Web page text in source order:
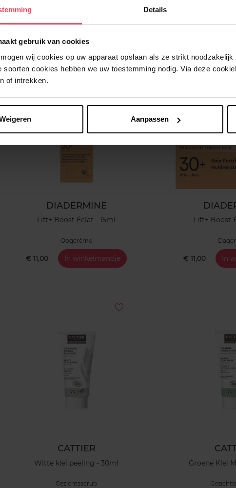
Details
gebruik van cookies
wij cookies op uw apparaat opslaan als ze strikt
soorten cookies hebben we uw toestemming nodig. Via deze
of intrekken.
Aanpassen
€ 3,99
DIADERMINE
Lift+ Boost Éclat - 15ml
Oogcrème
€ 11,00 In winkelmandje
Lift+ Boost
€ 11,00 In
CATTIER
Witte klei peeling - 30ml
Gezichtsscrub
Groene Klei